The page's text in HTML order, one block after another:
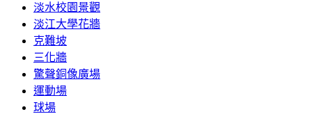
淡水校園景觀
淡江大學花牆
克難坡
三化牆
驚聲銅像廣場
運動場
球場